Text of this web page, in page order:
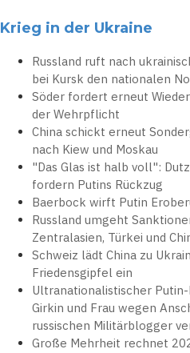
Krieg in der Ukraine
Russland ruft nach
bei Kursk den nationalen
Söder fordert erneut
der Wehrpflicht
China schickt erneut
nach Kiew und Moskau
"Das Glas ist halb voll":
fordern Putins Rückzug
Baerbock wirft Putin
Russland umgeht
Zentralasien, Türkei und
Schweiz lädt China zu
Friedensgipfel ein
Ultranationalistischer
Girkin und Frau wegen
russischen Militärblogger
Große Mehrheit rechnet